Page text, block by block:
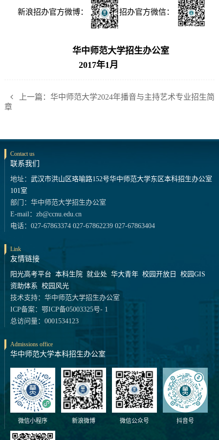
新浪招办官方微博： 招办官方微信：
华中师范大学招生办公室
2017年1月
上一篇：华中师范大学2024年播音与主持艺术专业招生简
章
Contact us
联系我们
地址： 武汉市洪山区珞喻路152号华中师范大学东区本科招生办公室
101室
部门：华中师范大学招生办公室
E-mail：zb@ccnu.edu.cn
电话：027-67863374 027-67862239 027-67863404
Link
友情链接
阳光高考平台 本科生院 就业处 华大青年 校园开放日
校园GIS
资助体系 校园风光
技术支持：华中师范大学招生办公室
ICP备案：鄂ICP备05003325号- 1
总访问量：0001534123
Admissions office
华中师范大学本科招生办公室
微信小程序 新浪微博 微信公众号 抖音号